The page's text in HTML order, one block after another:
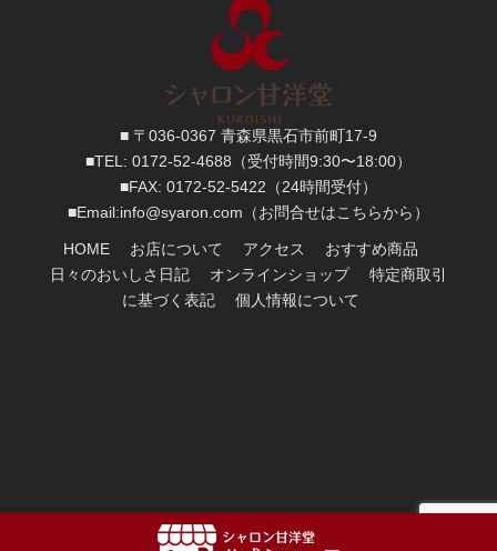
■ 〒036-0367 青森県黒石市前町17-9
■TEL: 0172-52-4688 （受付時間9:30〜18:00）
■FAX: 0172-52-5422 （24時間受付）
■Email:info@syaron.com （お問合せはこちらから）
HOME お店について アクセス
おすすめ商品
日々のおいしさ日記
オンラインショップ
特定商取引
に基づく表記
個人情報について
Copyright 2017: シャロン甘洋堂